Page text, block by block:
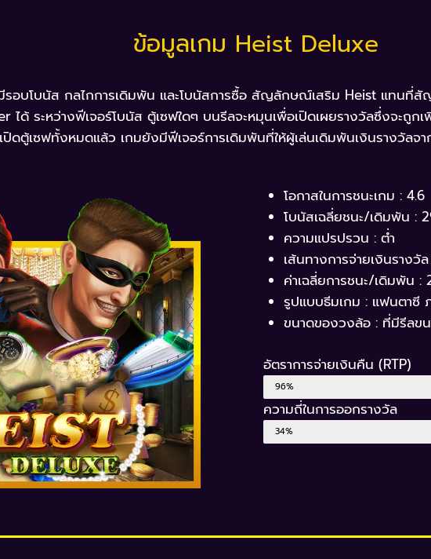
ข้อมูลเกม Heist Deluxe
อบโบนัส กลไกการเดิมพัน และโบนัสการซื้อ สัญลักษณ์เสริม Heist แทน
ได้ ระหว่างฟีเจอร์โบนัส ตู้เซฟใดๆ บนรีลจะหมุนเพื่อเปิดเผยรางวัลซึ่งจะถูก
ดตู้เซฟทั้งหมดแล้ว เกมยังมีฟีเจอร์การเดิมพันที่ให้ผู้เล่นเดิมพันเงินรางวัลจ
โอกาสในการชนะเกม : 4.6
โบนัสเฉลี่ยชนะ/เดิมพัน :
ความแปรปรวน : ต่ำ
เส้นทางการจ่ายเงินรางวั
ค่าเฉลี่ยการชนะ/เดิมพัน :
รูปแบบธีมเกม : แฟนตาซี
ขนาดของวงล้อ : ที่มีรีลข
อัตราการจ่ายเงินคืน (RTP)
Return to Player
96%
ความถี่ในการออกรางวัล
Hit Frequency
34%